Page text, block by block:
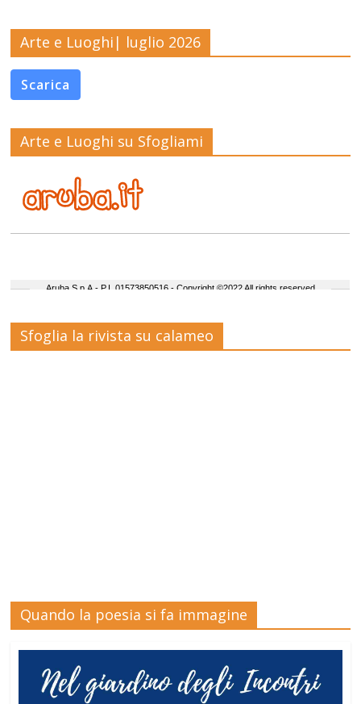
Arte e Luoghi| luglio 2026
Scarica
Arte e Luoghi su Sfogliami
Sfoglia la rivista su calameo
Quando la poesia si fa immagine